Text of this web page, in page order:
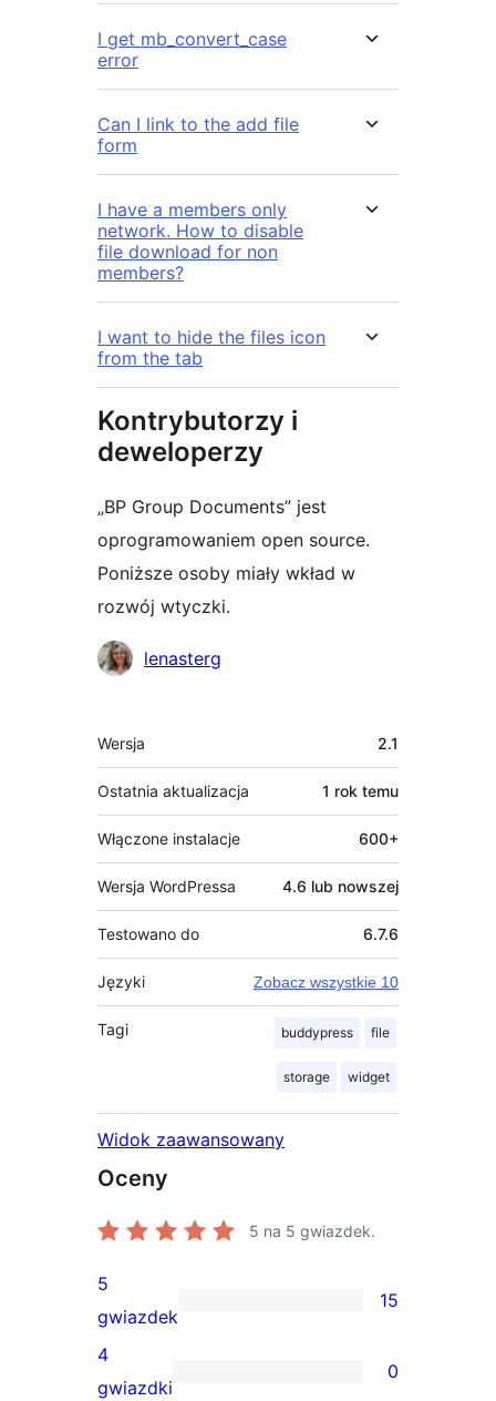
I get mb_convert_case
error
Can I link to the add file
form
I have a members only
network. How to disable
file download for non
members?
I want to hide the files icon
from the tab
Kontrybutorzy i
deweloperzy
„BP Group Documents” jest
oprogramowaniem open source.
Poniższe osoby miały wkład w
rozwój wtyczki.
Zaangażowani
lenasterg
Meta
Wersja 2.1
Ostatnia aktualizacja 1 rok temu
Włączone instalacje 600+
Wersja WordPressa 4.6 lub nowszej
Testowano do 6.7.6
Języki Zobacz wszystkie 10
Tagi buddypress file
storage widget
Widok zaawansowany
Oceny
5 na 5 gwiazdek.
15
recenzji
5-
5
gwiazdek
15
0
4
gwiazdki
0